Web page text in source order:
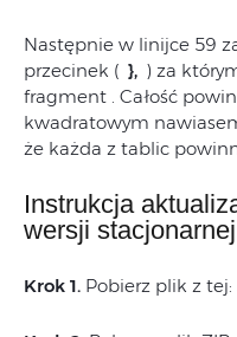
Następnie w linijce 59
przecinek ( }, ) za
fragment . Całość
kwadratowym
że każda z tablic
Instrukcja
wersji stacjonarnej
Krok 1. Pobierz plik z tej: